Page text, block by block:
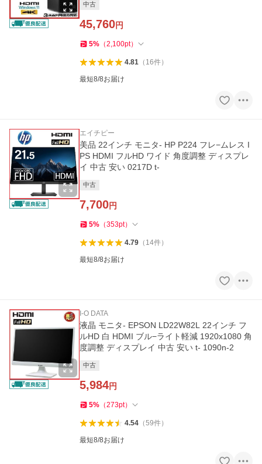
中古
45,760円
5% （2,100pt）
4.81（ 16件）
最短8/8お届け
エイチピー
美品 22インチ モニタ- HP P224 フレ−ムレス I
PS HDMI フルHD ワイド 角度調整 ディスプレ
イ 中古 安い 0217D t-
中古
7,700円
5% （353pt）
4.79（ 14件）
最短8/8お届け
I-O DATA
液晶 モニタ- EPSON LD22W82L 22インチ フ
ルHD 白 HDMI ブル−ライト軽減 1920x1080 角
度調整 ディスプレイ 中古 安い t- 1090n-2
中古
5,984円
5% （273pt）
4.54（59件）
最短8/8お届け